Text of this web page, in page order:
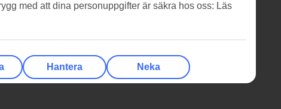
med att dina personuppgifter är säkra hos oss: Läs
Hantera Neka